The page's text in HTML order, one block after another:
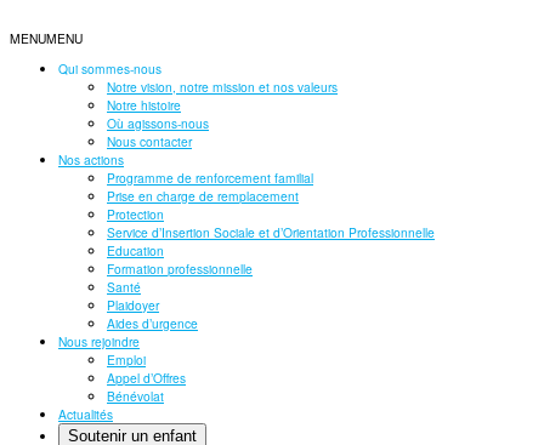
MENUMENU
Qui sommes-nous
Notre vision, notre mission et nos valeurs
Notre histoire
Où agissons-nous
Nous contacter
Nos actions
Programme de renforcement familial
Prise en charge de remplacement
Protection
Service d’Insertion Sociale et d’Orientation Professionnelle
Education
Formation professionnelle
Santé
Plaidoyer
Aides d’urgence
Nous rejoindre
Emploi
Appel d’Offres
Bénévolat
Actualités
Soutenir un enfant